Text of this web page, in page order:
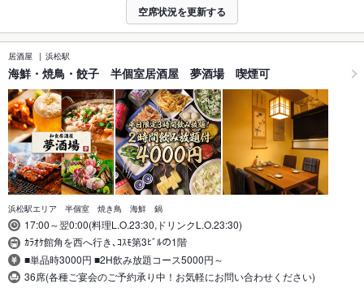
空席状況を更新する
居酒屋 浜松駅
海鮮・焼鳥・餃子 半個室居酒屋 夢酒場 喫煙可
浜松駅エリア 半個室 焼き鳥 海鮮 鍋
17:00～翌0:00(料理L.O.23:30,ドリンクL.O.23:30)
ｶﾗｵｹ館角を西へ行き､ｺｽﾓ第3ﾋﾞﾙの1階
■単品時3000円 ■2H飲み放題コース5000円～
36席(各種ご宴会のご予約承り中！お気軽にお問い合わせください)